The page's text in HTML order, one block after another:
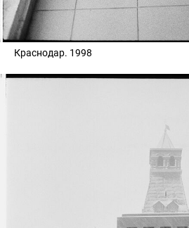
Краснодар. 1998